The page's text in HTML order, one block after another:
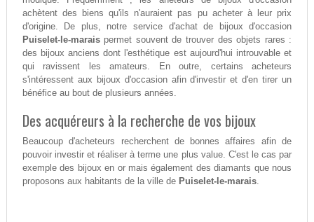
achètent des biens qu'ils n'auraient pas pu acheter à leur prix
d'origine. De plus, notre service d'achat de bijoux d'occasion
Puiselet-le-maraispermet souvent de trouver des objets rares :
des bijoux anciens dont l'esthétique est aujourd'hui introuvable et
qui ravissent les amateurs. En outre, certains acheteurs
s'intéressent aux bijoux d'occasion afin d'investir et d'en tirer un
bénéfice au bout de plusieurs années.
Des acquéreurs à la recherche de vos bijoux
Beaucoup d'acheteurs recherchent de bonnes affaires afin de
pouvoir investir et réaliser à terme une plus value. C'est le cas par
exemple des bijoux en or mais également des diamants que nous
proposons aux habitants de la ville de Puiselet-le-marais.